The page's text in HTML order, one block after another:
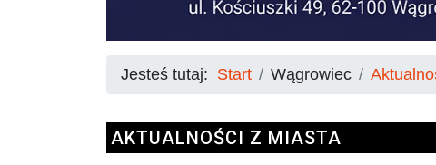
Jesteś tutaj: Start Wągrowiec
AKTUALNOŚCI Z MIASTA